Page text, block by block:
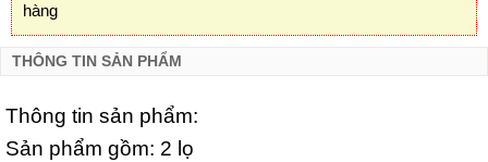
hàng
THÔNG TIN SẢN PHẨM
Thông tin sản phẩm:
Sản phẩm gồm: 2 lọ